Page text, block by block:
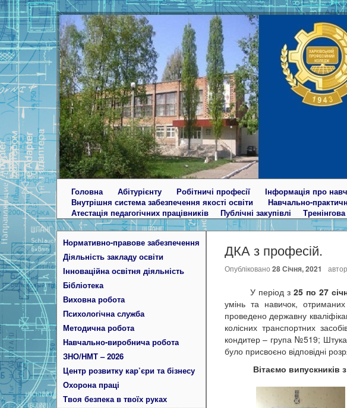
Головна Абітурієнту Робітничі професії Інформація про
Внутрішня система забезпечення якості освіти
Навчально-
Атестація педагогічних працівників
Публічні закупівлі
Нормативно-правове забезпечення
Діяльність закладу освіти
Інноваційна освітня діяльність
Бібліотека
Виховна робота
Психологічна служба
Методична робота
Навчально-виробнича робота
ЗНО/НМТ – 2026
Центр розвитку кар’єри та бізнесу
Охорона праці
Твоя безпека в твоїх руках
ДКА з професій.
Опубліковано 28 Січня, 2021 автор
У період з25 по 27
умінь та навичок,
проведено державну
колісних транспортних
кондитер – група №519;
було присвоєно відповідні
Вітаємо випускників з